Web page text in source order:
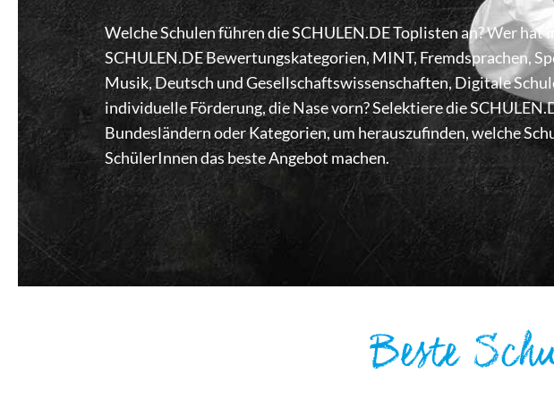
Welche Schulen führen die SCHULEN.DE Toplisten an? Wer hat
SCHULEN.DE Bewertungskategorien, MINT, Fremdsprachen,
Musik, Deutsch und Gesellschaftswissenschaften, Digitale
individuelle Förderung, die Nase vorn? Selektiere die
Bundesländern oder Kategorien, um herauszufinden, welche
SchülerInnen das beste Angebot machen.
Beste